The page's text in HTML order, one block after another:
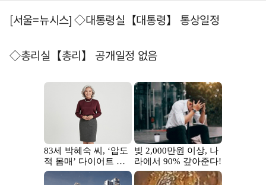
[서울=뉴시스] ◇대통령실【대통령】 통상일정
◇총리실【총리】 공개일정 없음